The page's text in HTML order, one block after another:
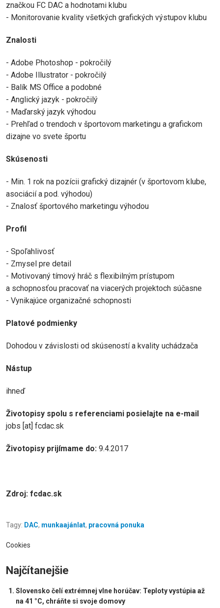
značkou FC DAC a hodnotami klubu
- Monitorovanie kvality všetkých grafických výstupov klubu
Znalosti
- Adobe Photoshop - pokročilý
- Adobe Illustrator - pokročilý
- Balík MS Office a podobné
- Anglický jazyk - pokročilý
- Maďarský jazyk výhodou
- Prehľad o trendoch v športovom marketingu a grafickom
dizajne vo svete športu
Skúsenosti
- Min. 1 rok na pozícii grafický dizajnér (v športovom klube,
asociácií a pod. výhodou)
- Znalosť športového marketingu výhodou
Profil
- Spoľahlivosť
- Zmysel pre detail
- Motivovaný tímový hráč s flexibilným prístupom
a schopnosťou pracovať na viacerých projektoch súčasne
- Vynikajúce organizačné schopnosti
Platové podmienky
Dohodou v závislosti od skúseností a kvality uchádzača
Nástup
ihneď
Životopisy spolu s referenciami posielajte na e-mail
jobs [at] fcdac.sk
Životopisy prijímame do: 9.4.2017
Zdroj: fcdac.sk
Tagy: DAC, munkaajánlat, pracovná ponuka
Cookies
Najčítanejšie
Slovensko čelí extrémnej vlne horúčav: Teploty vystúpia až
na 41 °C, chráňte si svoje domovy